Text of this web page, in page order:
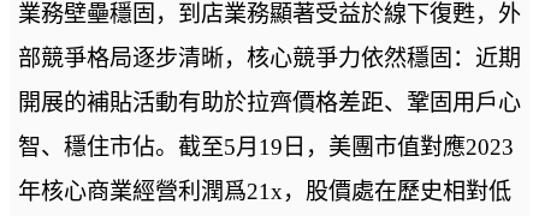
業務壁壘穩固，到店業務顯著受益於線下復甦，外
部競爭格局逐步清晰，核心競爭力依然穩固：近期
開展的補貼活動有助於拉齊價格差距、鞏固用戶心
智、穩住市佔。截至5月19日，美團市值對應2023
年核心商業經營利潤爲21x，股價處在歷史相對低